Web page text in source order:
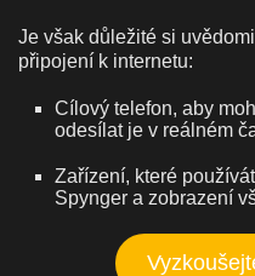
Je však důležité si
připojení k internetu:
Cílový telefon, aby
odesílat je v reálném
Zařízení, které
Spynger a zobrazení